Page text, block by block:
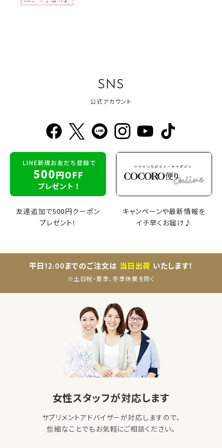
SNS
公式アカウント
友達追加で500円クーポン
プレゼント！
キャンペーンや最新情報を
イチ早くお届け♪
平日12:00までのご注文は 当日出荷 いたします！
※土日祝・夏季、冬季休業を除く
女性スタッフが対応します
サプリメントアドバイザーが対応しますので、
些細なことでもお気軽にご相談ください。